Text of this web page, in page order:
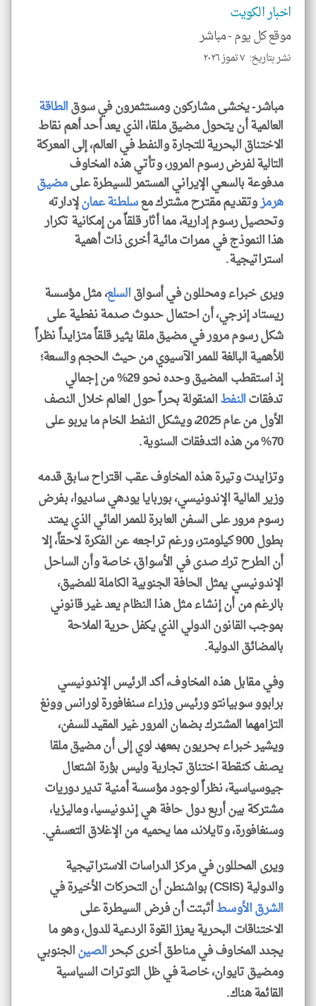
اخبار الكويت
موقع كل يوم -مباشر
نشر بتاريخ: ٧ تموز ٢٠٢٦
مباشر- يخشى مشاركون ومستثمرون في سوقالطاقة
العالمية أن يتحول مضيق ملقا، الذي يعد أحد أهم نقاط
الاختناق البحرية للتجارة والنفط في العالم، إلى المعركة
التالية لفرض رسوم المرور، وتأتي هذه المخاوف
مدفوعة بالسعي الإيراني المستمر للسيطرة علىمضيق
هرمزوتقديم مقترح مشترك معسلطنة عمانلإدارته
وتحصيل رسوم إدارية، مما أثار قلقاً من إمكانية تكرار
هذا النموذج في ممرات مائية أخرى ذات أهمية
استراتيجية.
ويرى خبراء ومحللون في أسواقالسلع، مثل مؤسسة
ريستاد إنرجي، أن احتمال حدوث صدمة نفطية على
شكل رسوم مرور في مضيق ملقا يثير قلقاً متزايداً نظراً
للأهمية البالغة للممر الآسيوي من حيث الحجم والسعة؛
إذ استقطب المضيق وحده نحو 29% من إجمالي
تدفقاتالنفطالمنقولة بحراً حول العالم خلال النصف
الأول من عام 2025، ويشكل النفط الخام ما يربو على
70% من هذه التدفقات السنوية.
وتزايدت وتيرة هذه المخاوف عقب اقتراح سابق قدمه
وزير المالية الإندونيسي، بوربايا يودهي ساديوا، بفرض
رسوم مرور على السفن العابرة للممر المائي الذي يمتد
بطول 900 كيلومتر، ورغم تراجعه عن الفكرة لاحقاً، إلا
أن الطرح ترك صدى في الأسواق، خاصة وأن الساحل
الإندونيسي يمثل الحافة الجنوبية الكاملة للمضيق،
بالرغم من أن إنشاء مثل هذا النظام يعد غير قانوني
بموجب القانون الدولي الذي يكفل حرية الملاحة
بالمضائق الدولية.
وفي مقابل هذه المخاوف، أكد الرئيس الإندونيسي
برابوو سوبيانتو ورئيس وزراء سنغافورة لورانس وونغ
التزامهما المشترك بضمان المرور غير المقيد للسفن،
ويشير خبراء بحريون بمعهد لوي إلى أن مضيق ملقا
يصنف كنقطة اختناق تجارية وليس بؤرة اشتعال
جيوسياسية، نظراً لوجود مؤسسة أمنية تدير دوريات
مشتركة بين أربع دول حافة هي إندونيسيا، وماليزيا،
وسنغافورة، وتايلاند، مما يحميه من الإغلاق التعسفي.
ويرى المحللون في مركز الدراسات الاستراتيجية
والدولية (CSIS) بواشنطن أن التحركات الأخيرة في
الشرق الأوسطأثبتت أن فرض السيطرة على
الاختناقات البحرية يعزز القوة الردعية للدول، وهو ما
يجدد المخاوف في مناطق أخرى كبحرالصينالجنوبي
ومضيق تايوان، خاصة في ظل التوترات السياسية
القائمة هناك.
klyoum.com